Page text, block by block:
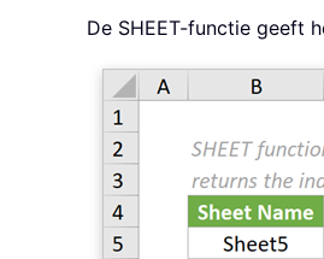
De SHEET-functie geeft